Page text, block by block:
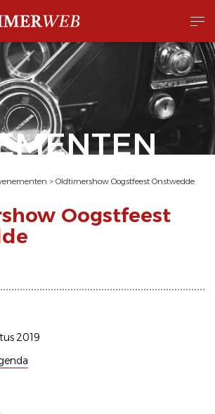
> Oldtimershow Oogstfeest Onstwedde
Oogstfeest
2019